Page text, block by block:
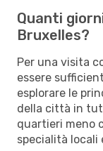
Quanti
Bruxelles?
Per una visita
essere
esplorare le
della città in
quartieri meno
specialità locali